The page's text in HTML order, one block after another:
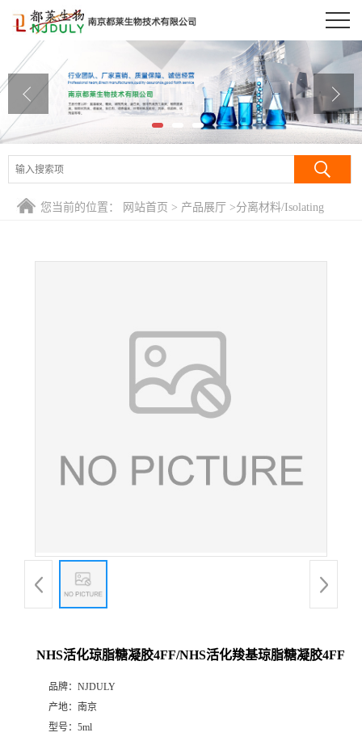
公司首页
公司介绍
公司动态
产品展厅
证书荣誉
您当前的位置： 网站首页 > 产品展厅 >分离材料/Isolating
NHS活化琼脂糖凝胶4FF/NHS活化羧基琼脂糖凝胶4FF
品牌： NJDULY
产地： 南京
型号： 5ml